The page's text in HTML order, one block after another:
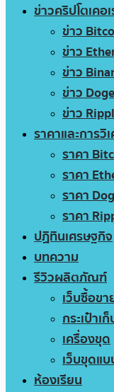
ข่าวคริปโตเคอ
ข่าว
ข่าว
ข่าว
ข่าว
ข่าว
ราคาและการวิ
ราคา
ราคา
ราคา
ราคา
ปฏิทินเศรษฐกิจ
บทความ
รีวิวผลิตภัณฑ์
เว็บซื้อขา
กระเป๋าเ
เครื่องขุด
เว็บขุดแ
ห้องเรียน